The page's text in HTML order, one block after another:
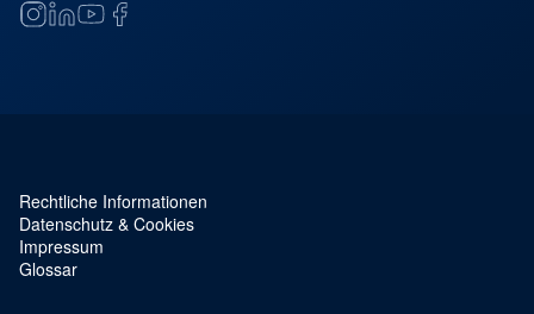
Service Navigation und rechtliches
Rechtliche Informationen
Datenschutz & Cookies
Impressum
Glossar